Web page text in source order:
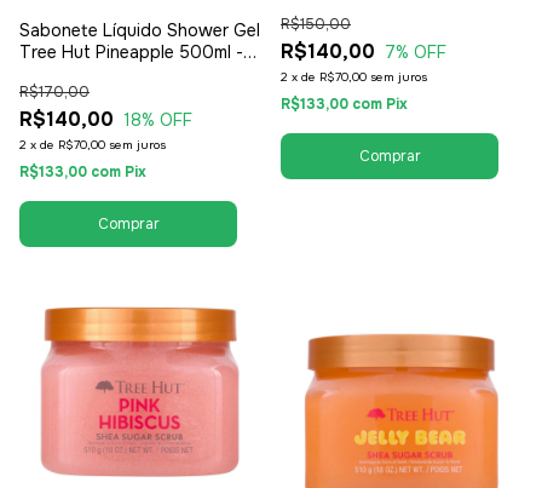
Sabonete Líquido Shower Gel
Tree Hut Pineapple 500ml -
R$140,00
R$170,00
18% OFF
2 x de R$70,00 sem juros
R$133,00 com Pix
R$140,00
R$150,00
7% OFF
2 x de R$70,00 sem juros
R$133,00 com Pix